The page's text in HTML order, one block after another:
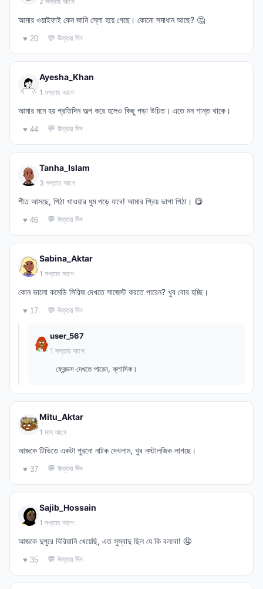
আমার ওয়াইফাই কেন জানি স্লো হয়ে গেছে। কোনো সমাধান আছে? 🤔
♥ 20 💬 উত্তর দিন
Ayesha_Khan
1 সপ্তাহ আগে
আমার মনে হয় প্রতিদিন অল্প করে হলেও কিছু পড়া উচিত। এতে মন শান্ত থাকে।
♥ 44 💬 উত্তর দিন
Tanha_Islam
3 সপ্তাহ আগে
শীত আসছে, পিঠা খাওয়ার ধুম পড়ে যাবে! আমার প্রিয় ভাপা পিঠা। 😋
♥ 46 💬 উত্তর দিন
Sabina_Aktar
1 সপ্তাহ আগে
কোন ভালো কমেডি সিরিজ দেখতে সাজেস্ট করতে পারেন? খুব বোর হচ্ছি।
♥ 17 💬 উত্তর দিন
user_567
1 সপ্তাহ আগে
ফ্রেন্ডস দেখতে পারেন, ক্লাসিক।
Mitu_Aktar
1 মাস আগে
আজকে টিভিতে একটা পুরনো নাটক দেখলাম, খুব নস্টালজিক লাগছে।
♥ 37 💬 উত্তর দিন
Sajib_Hossain
1 সপ্তাহ আগে
আজকে দুপুরে বিরিয়ানি খেয়েছি, এত সুস্বাদু ছিল যে কি বলবো! 🤤
♥ 35 💬 উত্তর দিন